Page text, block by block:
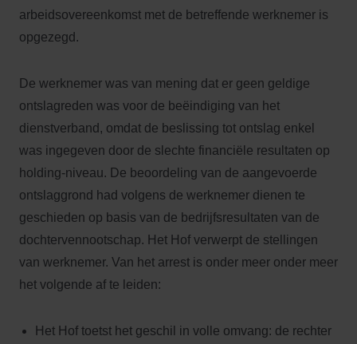
arbeidsovereenkomst met de betreffende werknemer is
opgezegd.
De werknemer was van mening dat er geen geldige
ontslagreden was voor de beëindiging van het
dienstverband, omdat de beslissing tot ontslag enkel
was ingegeven door de slechte financiële resultaten op
holding-niveau. De beoordeling van de aangevoerde
ontslaggrond had volgens de werknemer dienen te
geschieden op basis van de bedrijfsresultaten van de
dochtervennootschap. Het Hof verwerpt de stellingen
van werknemer. Van het arrest is onder meer onder meer
het volgende af te leiden:
Het Hof toetst het geschil in volle omvang: de rechter